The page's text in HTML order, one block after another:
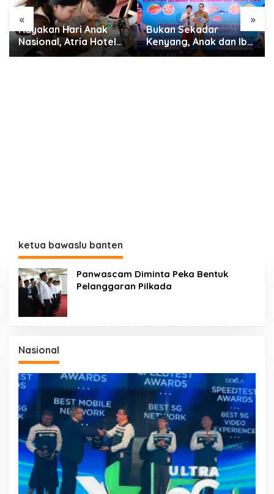
« »
Bukan Sekadar
Kenyang, Anak dan Ibu
Hamil di Tangsel
Pengerukan Sungai
Ciputat Dimulai dari
Hulu, Sasar Wilayah
ketua bawaslu banten
Panwascam Diminta Peka Bentuk
Pelanggaran Pilkada
Nasional